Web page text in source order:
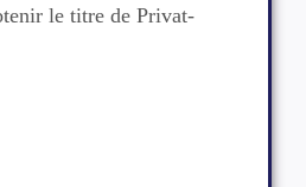
le titre de Privat-